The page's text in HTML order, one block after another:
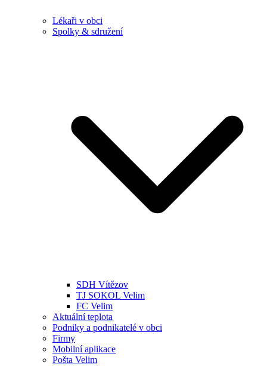
Lékaři v obci
Spolky & sdružení
SDH Vítězov
TJ SOKOL Velim
FC Velim
Aktuální teplota
Podniky a podnikatelé v obci
Firmy
Mobilní aplikace
Pošta Velim